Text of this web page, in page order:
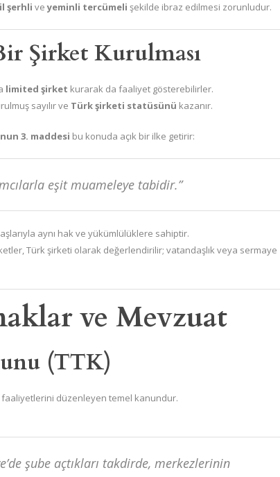
şerhli veyeminli tercümeli şekilde ibraz edilmesi zorunludur.
Şirket Kurulması
limited şirket kurarak da faaliyet gösterebilirler.
sayılır ve Türk şirketi statüsünü kazanır.
3. maddesi bu konuda açık bir ilke getirir:
eşit muameleye tabidir.”
aynı hak ve yükümlülüklere sahiptir.
Türk şirketi olarak değerlendirilir; vatandaşlık veya sermaye
ve Mevzuat
(TTK)
faaliyetlerini düzenleyen temel kanundur.
şube açtıkları takdirde, merkezlerinin